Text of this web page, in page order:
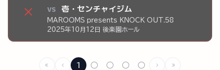
× vs 壱・センチャイジム
MAROOMS presents KNOCK OUT.58
2025年10月12日 後楽園ホール
1 ○ ○ ○ ○